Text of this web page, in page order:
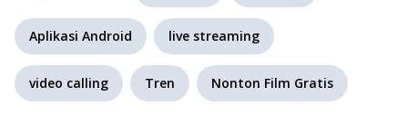
Aplikasi Android live streaming
video calling Tren Nonton Film Gratis